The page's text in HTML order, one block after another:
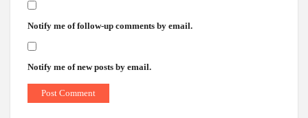
Notify me of follow-up comments by email.
Notify me of new posts by email.